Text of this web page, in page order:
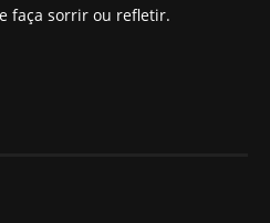
faça sorrir ou refletir.